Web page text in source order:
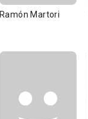
Ramón Martori